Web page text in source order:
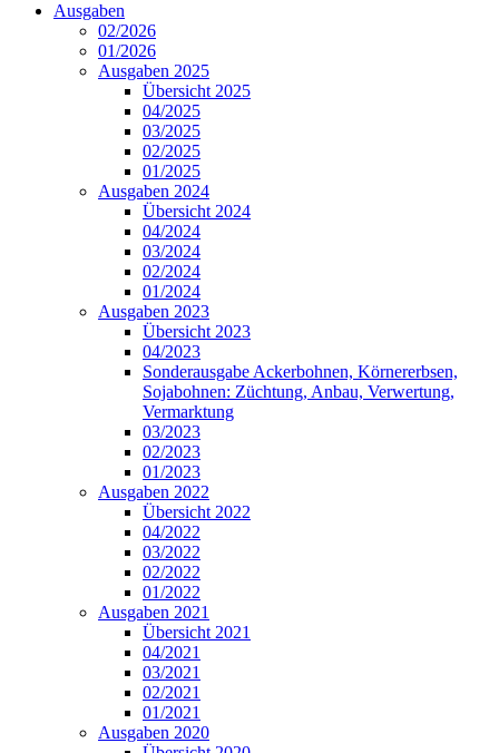
Ausgaben
02/2026
01/2026
Ausgaben 2025
Übersicht 2025
04/2025
03/2025
02/2025
01/2025
Ausgaben 2024
Übersicht 2024
04/2024
03/2024
02/2024
01/2024
Ausgaben 2023
Übersicht 2023
04/2023
Sonderausgabe Ackerbohnen, Körnererbsen,
Sojabohnen: Züchtung, Anbau, Verwertung,
Vermarktung
03/2023
02/2023
01/2023
Ausgaben 2022
Übersicht 2022
04/2022
03/2022
02/2022
01/2022
Ausgaben 2021
Übersicht 2021
04/2021
03/2021
02/2021
01/2021
Ausgaben 2020